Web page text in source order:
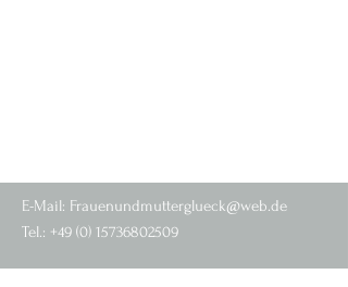
E-Mail: Frauenundmutterglueck@web.de
Tel.: +49 (0) 15736802509